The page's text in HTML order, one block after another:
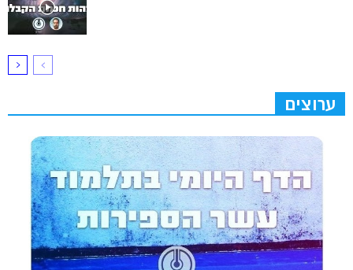
ערוצים